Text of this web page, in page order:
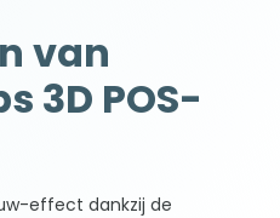
van
3D POS-
effect dankzij de